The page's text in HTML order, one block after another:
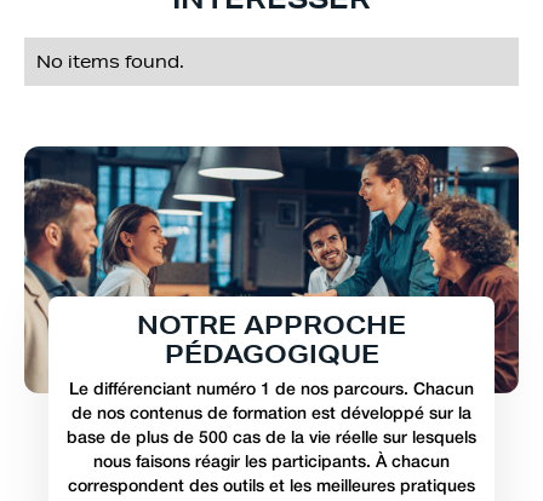
No items found.
NOTRE APPROCHE
PÉDAGOGIQUE
Le différenciant numéro 1 de nos parcours. Chacun
de nos contenus de formation est développé sur la
base de plus de 500 cas de la vie réelle sur lesquels
nous faisons réagir les participants. À chacun
correspondent des outils et les meilleures pratiques